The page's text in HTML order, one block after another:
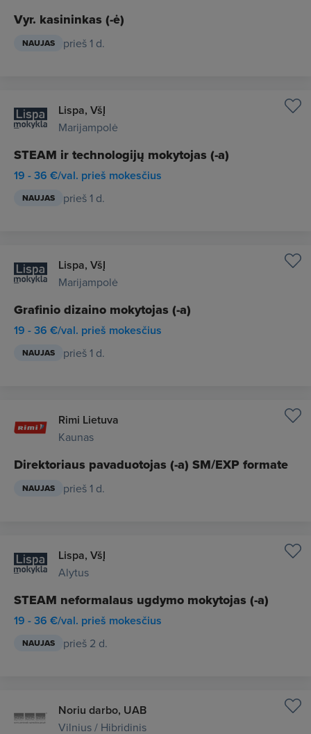
Vyr. kasininkas (-ė)
NAUJAS prieš 1 d.
Lispa, VšĮ
Marijampolė
STEAM ir technologijų mokytojas (-a)
19 - 36 €/val. prieš mokesčius
NAUJAS prieš 1 d.
Lispa, VšĮ
Marijampolė
Grafinio dizaino mokytojas (-a)
19 - 36 €/val. prieš mokesčius
NAUJAS prieš 1 d.
Rimi Lietuva
Kaunas
Direktoriaus pavaduotojas (-a) SM/EXP formate
NAUJAS prieš 1 d.
Lispa, VšĮ
Alytus
STEAM neformalaus ugdymo mokytojas (-a)
19 - 36 €/val. prieš mokesčius
NAUJAS prieš 2 d.
Noriu darbo, UAB
Vilnius / Hibridinis